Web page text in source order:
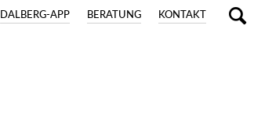
KONTAKT
BERATUNG
DALBERG-APP